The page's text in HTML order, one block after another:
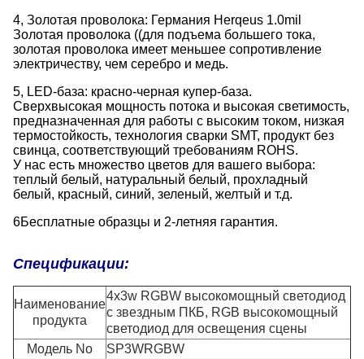
4, Золотая проволока: Германия Herqeus 1.0mil
Золотая проволока ((для подъема большего тока,
золотая проволока имеет меньшее сопротивление
электричеству, чем серебро и медь.
5, LED-база: красно-черная купер-база.
Сверхвысокая мощность потока и высокая светимость,
предназначенная для работы с высоким током, низкая
термостойкость, технология сварки SMT, продукт без
свинца, соответствующий требованиям ROHS.
У нас есть множество цветов для вашего выбора:
теплый белый, натуральный белый, прохладный
белый, красный, синий, зеленый, желтый и т.д.
6Бесплатные образцы и 2-летняя гарантия.
Спецификации:
Наименование
продукта
4x3w RGBW высокомощный светодиод
с звездным ПКБ, RGB высокомощный
светодиод для освещения сцены
Модель No
SP3WRGBW